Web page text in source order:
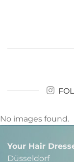
No images found.
Your Hair
Düsseldorf